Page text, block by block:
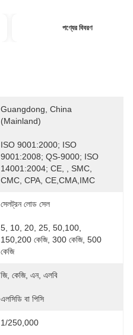
পণ্যের বিবরণ
Guangdong, China
(Mainland)
ISO 9001:2000; ISO
9001:2008; QS-9000; ISO
14001:2004; CE, , SMC,
CMC, CPA, CE,CMA,IMC
সেলট্রন লোড সেল
5, 10, 20, 25, 50,100,
150,200 কেজি, 300 কেজি, 500
কেজি
জি, কেজি, এন, এলবি
এলসিডি বা পিসি
1/250,000